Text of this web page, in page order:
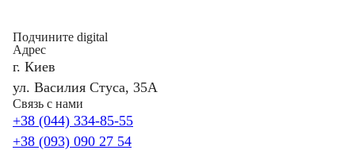
Подчините digital
Адрес
г. Киев
ул. Василия Стуса, 35А
Связь с нами
+38 (044) 334-85-55
+38 (093) 090 27 54